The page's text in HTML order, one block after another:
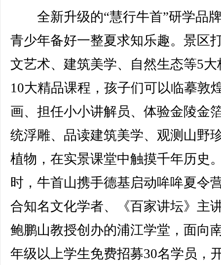
全新升级的“慧行牛首”研学品
青少年备好一整夏求知乐趣。景区
文艺术、建筑美学、自然生态等5大
10大精品课程，孩子们可以临摹敦
画、担任小小讲解员、体验金陵金
统浮雕、品读建筑美学、观测山野
植物，在实景课堂中触摸千年历史
时，牛首山携手德基启动哞哞夏令
合知名文化学者、《百家讲坛》主
鲍鹏山教授创办的浦江学堂，面向
年级以上学生免费招募30名学员，